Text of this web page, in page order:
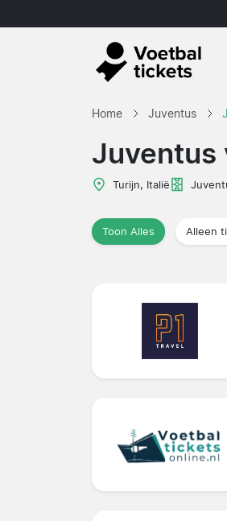
Home Juventus
Juventus
Turijn, Italië
Toon Alles Alleen